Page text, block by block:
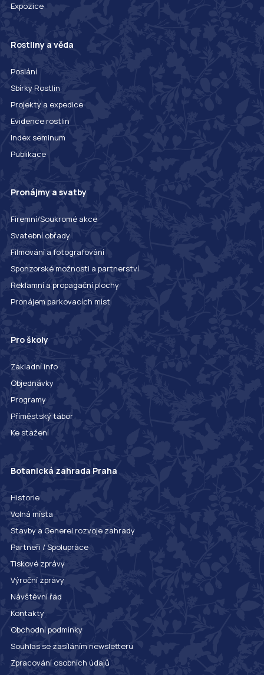
Expozice
Rostliny a věda
Poslání
Sbírky Rostlin
Projekty a expedice
Evidence rostlin
Index seminum
Publikace
Pronájmy a svatby
Firemní/Soukromé akce
Svatební obřady
Filmování a fotografování
Sponzorské možnosti a partnerství
Reklamní a propagační plochy
Pronájem parkovacích míst
Pro školy
Základní info
Objednávky
Programy
Příměstský tábor
Ke stažení
Botanická zahrada Praha
Historie
Volná místa
Stavby a Generel rozvoje zahrady
Partneři / Spolupráce
Tiskové zprávy
Výroční zprávy
Návštěvní řád
Kontakty
Obchodní podmínky
Souhlas se zasíláním newsletteru
Zpracování osobních údajů